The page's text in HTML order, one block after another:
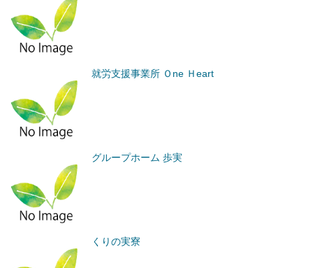
就労支援事業所 Ｏne Ｈeart
グループホーム 歩実
くりの実寮